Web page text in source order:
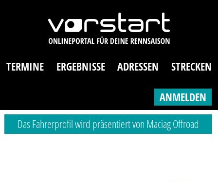
TERMINE ERGEBNISSE ADRESSEN STRECKEN
ANMELDEN
Das Fahrerprofil wird präsentiert von Maciag Offroad